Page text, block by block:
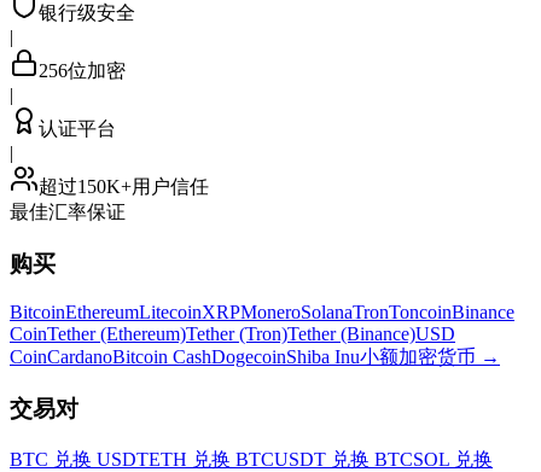
银行级安全
|
256位加密
|
认证平台
|
超过150K+用户信任
最佳汇率保证
购买
BitcoinEthereumLitecoinXRPMoneroSolanaTronToncoinBinance
CoinTether (Ethereum)Tether (Tron)Tether (Binance)USD
CoinCardanoBitcoin CashDogecoinShiba Inu小额加密货币 →
交易对
BTC 兑换 USDTETH 兑换 BTCUSDT 兑换 BTCSOL 兑换